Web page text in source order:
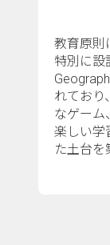
教育原則
特別に設
れており
なゲーム
楽しい学
た土台を